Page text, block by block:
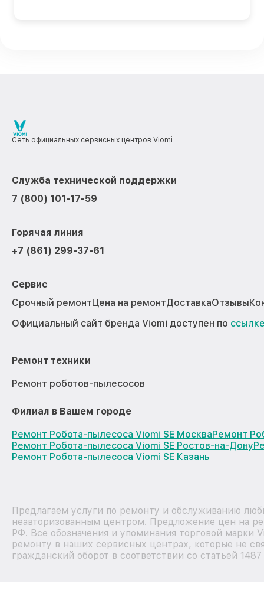
Сеть официальных сервисных центров Viomi
Служба технической поддержки
7 (800) 101-17-59
Горячая линия
+7 (861) 299-37-61
Сервис
Срочный ремонтЦена на ремонтДоставкаОтзывы
Официальный сайт бренда Viomi доступен по
Ремонт техники
Ремонт роботов-пылесосов
Филиал в Вашем городе
Ремонт Робота-пылесоса Viomi SE МоскваРемонт
Ремонт Робота-пылесоса Viomi SE Ростов-на-Дону
Ремонт Робота-пылесоса Viomi SE Казань
Предлагаем услуги по ремонту и обслуживанию
неавторизованным центром. Предложение цен на
РФ. Все обозначения и упоминания торговой марки
ремонту в наших сервисных центрах, которые не
гражданский оборот в соответствии со статьей